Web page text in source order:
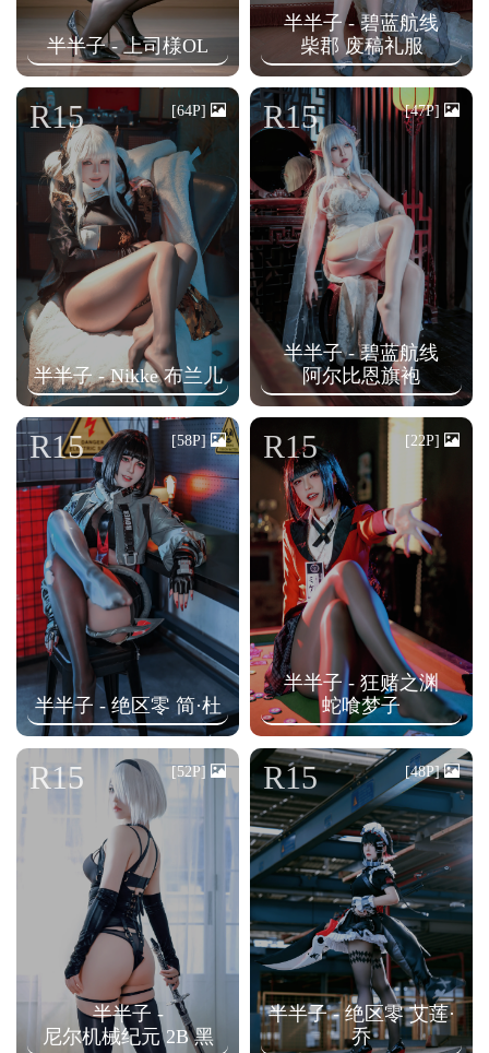
半半子 - 上司様OL
半半子 - 碧蓝航线
柴郡 废稿礼服
半半子 - Nikke 布兰儿
R15 [64P]
半半子 - 碧蓝航线
阿尔比恩旗袍
R15 [47P]
半半子 - 绝区零 简·杜
R15 [58P]
半半子 - 狂赌之渊
蛇喰梦子
R15 [22P]
半半子 -
尼尔机械纪元 2B 黑
R15 [52P]
半半子 - 绝区零 艾莲·
乔
R15 [48P]